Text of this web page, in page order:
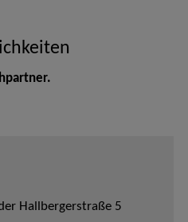
Hallbergerstraße 5